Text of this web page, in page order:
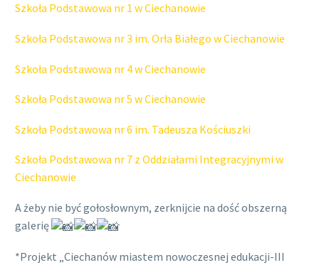
Szkoła Podstawowa nr 1 w Ciechanowie
Szkoła Podstawowa nr 3 im. Orła Białego w Ciechanowie
Szkoła Podstawowa nr 4 w Ciechanowie
Szkoła Podstawowa nr 5 w Ciechanowie
Szkoła Podstawowa nr 6 im. Tadeusza Kościuszki
Szkoła Podstawowa nr 7 z Oddziałami Integracyjnymi w
Ciechanowie
A żeby nie być gołosłownym, zerknijcie na dość obszerną
galerię
*Projekt „Ciechanów miastem nowoczesnej edukacji-III